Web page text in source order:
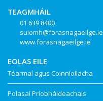
TEAGMHÁIL
01 639 8400
suiomh@forasnagaeilge.ie
www.forasnagaeilge.ie
EOLAS EILE
Téarmaí agus Coinníollacha
Polasaí Príobháideachais